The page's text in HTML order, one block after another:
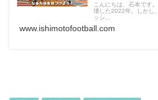
こんにちは、石本です
壊した2022年。しかし
ッシ...
www.ishimotofootball.com